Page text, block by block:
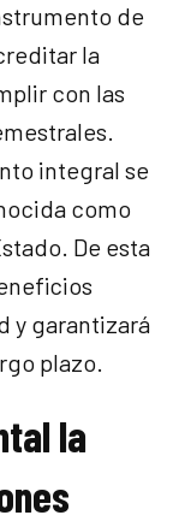
de
la
con las
integral se
como
De esta
y garantizará
plazo.
la